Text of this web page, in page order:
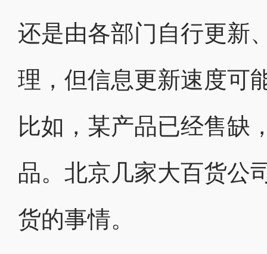
还是由各部门自行更新
理，但信息更新速度可
比如，某产品已经售缺
品。北京几家大百货公
货的事情。